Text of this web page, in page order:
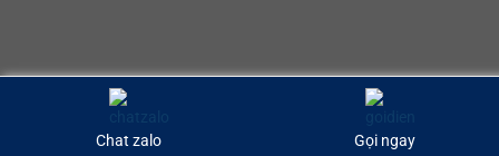
Chat zalo Gọi ngay